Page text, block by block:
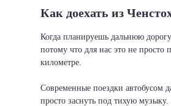
Как доехать из
Когда планируешь дальнюю
потому что для нас это не
километре.
Современные поездки автобусом
просто заснуть под тихую